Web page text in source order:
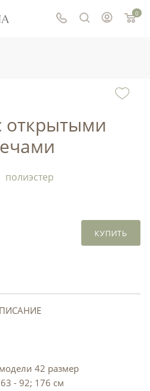
0
открытыми
полиэстер
КУПИТЬ
42 размер
- 92; 176 см